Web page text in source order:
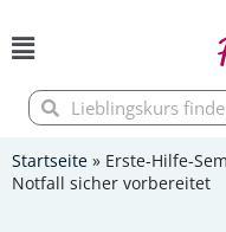
SucheSuche
Startseite » Erste-Hilfe-
Notfall sicher vorbereitet